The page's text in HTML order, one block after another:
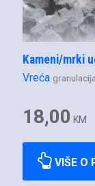
Kameni/mrki
Vreća
18,00 KM
VIŠE O